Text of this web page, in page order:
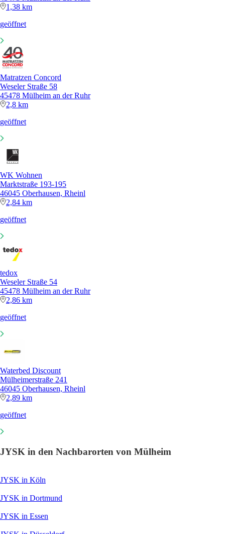
1,38 km
geöffnet
Matratzen Concord
Weseler Straße 58
45478 Mülheim an der Ruhr
2,8 km
geöffnet
WK Wohnen
Marktstraße 193-195
46045 Oberhausen, Rheinl
2,84 km
geöffnet
tedox
Weseler Straße 54
45478 Mülheim an der Ruhr
2,86 km
geöffnet
Waterbed Discount
Mülheimerstraße 241
46045 Oberhausen, Rheinl
2,89 km
geöffnet
JYSK in den Nachbarorten von Mülheim
JYSK in Köln
JYSK in Dortmund
JYSK in Essen